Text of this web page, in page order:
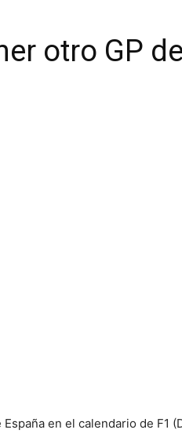
otro GP
en el calendario de F1